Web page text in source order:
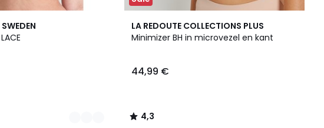
LA REDOUTE COLLECTIONS PLUS
Minimizer BH in microvezel en kant
44,99 €
4,3
/ 5
4,3
/